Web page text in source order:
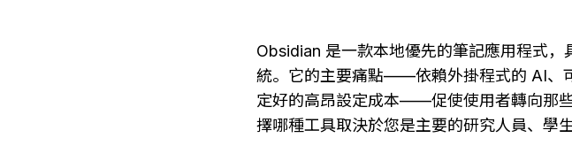
Obsidian 是一款本地優先的筆記應用程式
統。它的主要痛點——依賴外掛程式的 AI、
定好的高昂設定成本——促使使用者轉向那
擇哪種工具取決於您是主要的研究人員、學